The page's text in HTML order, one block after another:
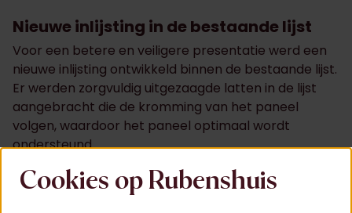
Nieuwe inlijsting in de bestaande lijst
Voor een betere en veiligere presentatie werd een
nieuwe inlijsting ontwikkeld binnen de bestaande lijst.
Er werden zorgvuldig uitgezaagde latten in de lijst
aangebracht die de kromming van het paneel
volgen, waardoor het paneel optimaal wordt
ondersteund.
Daarnaast werd het paneel in de lijst bevestigd met
flexibele veren. Deze laten kleine bewegingen van
Cookies op Rubenshuis